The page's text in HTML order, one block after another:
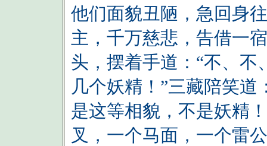
他们面貌丑陋，急回身
主，千万慈悲，告借一
头，摆着手道：“不、
几个妖精！”三藏陪笑
是这等相貌，不是妖精
叉，一个马面，一个雷